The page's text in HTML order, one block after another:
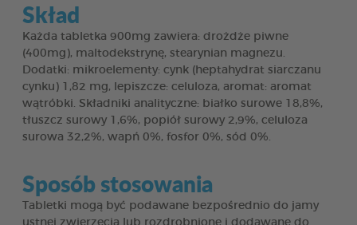
Skład
Każda tabletka 900mg zawiera: drożdże piwne
(400mg), maltodekstrynę, stearynian magnezu.
Dodatki: mikroelementy: cynk (heptahydrat siarczanu
cynku) 1,82 mg, lepiszcze: celuloza, aromat: aromat
wątróbki. Składniki analityczne: białko surowe 18,8%,
tłuszcz surowy 1,6%, popiół surowy 2,9%, celuloza
surowa 32,2%, wapń 0%, fosfor 0%, sód 0%.
Sposób stosowania
Tabletki mogą być podawane bezpośrednio do jamy
ustnej zwierzęcia lub rozdrobnione i dodawane do